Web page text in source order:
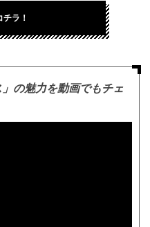
ラ！
の魅力を動画でもチェ